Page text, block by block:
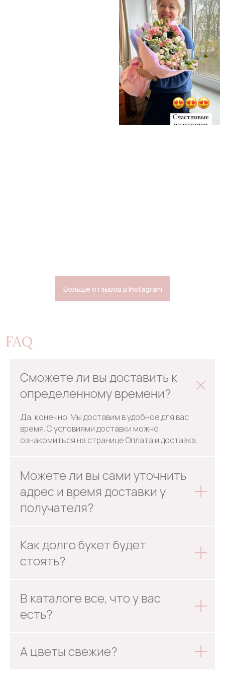
Больше отзывов в Instagram
FAQ
Сможете ли вы доставить к
определенному времени?
Да, конечно. Мы доставим в удобное для вас
время. С условиями доставки можно
ознакомиться на странице Оплата и доставка.
Можете ли вы сами уточнить
адрес и время доставки у
получателя?
Как долго букет будет
стоять?
В каталоге все, что у вас
есть?
А цветы свежие?